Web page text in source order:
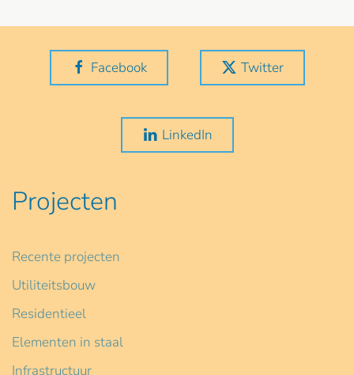
Facebook Twitter
LinkedIn
Projecten
Recente projecten
Utiliteitsbouw
Residentieel
Elementen in staal
Infrastructuur